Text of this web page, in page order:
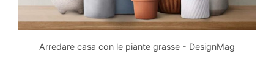
Arredare casa con le piante grasse - DesignMag